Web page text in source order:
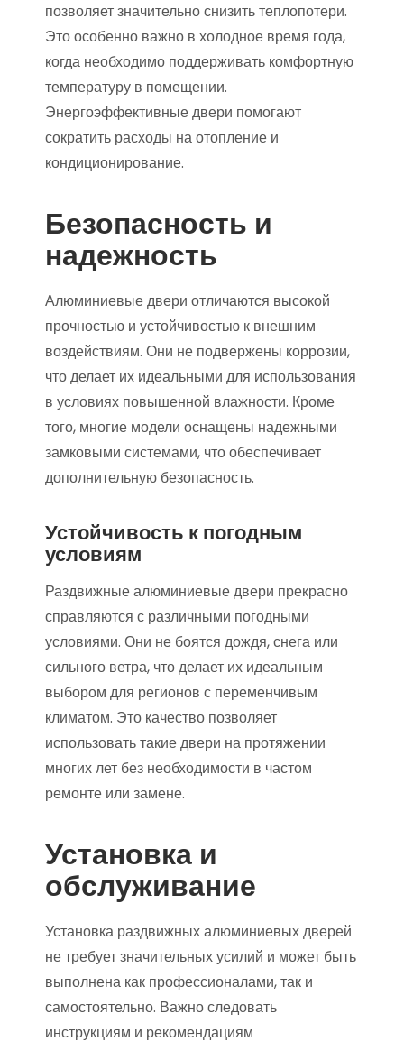
позволяет значительно снизить теплопотери.
Это особенно важно в холодное время года,
когда необходимо поддерживать комфортную
температуру в помещении.
Энергоэффективные двери помогают
сократить расходы на отопление и
кондиционирование.
Безопасность и
надежность
Алюминиевые двери отличаются высокой
прочностью и устойчивостью к внешним
воздействиям. Они не подвержены коррозии,
что делает их идеальными для использования
в условиях повышенной влажности. Кроме
того, многие модели оснащены надежными
замковыми системами, что обеспечивает
дополнительную безопасность.
Устойчивость к погодным
условиям
Раздвижные алюминиевые двери прекрасно
справляются с различными погодными
условиями. Они не боятся дождя, снега или
сильного ветра, что делает их идеальным
выбором для регионов с переменчивым
климатом. Это качество позволяет
использовать такие двери на протяжении
многих лет без необходимости в частом
ремонте или замене.
Установка и
обслуживание
Установка раздвижных алюминиевых дверей
не требует значительных усилий и может быть
выполнена как профессионалами, так и
самостоятельно. Важно следовать
инструкциям и рекомендациям